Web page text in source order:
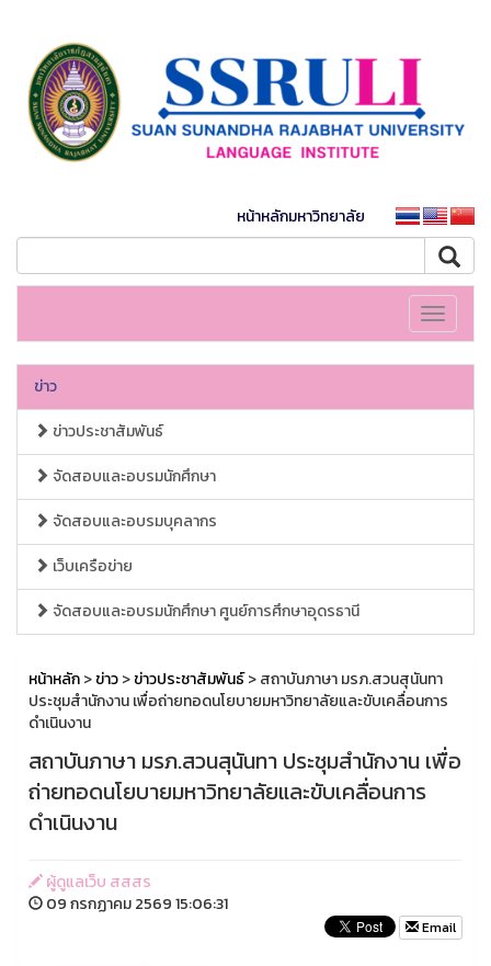
หน้าหลักมหาวิทยาลัย
Toggle
ข่าว
ข่าวประชาสัมพันธ์
จัดสอบและอบรมนักศึกษา
จัดสอบและอบรมบุคลากร
เว็บเครือข่าย
จัดสอบและอบรมนักศึกษา ศูนย์การศึกษาอุดรธานี
หน้าหลัก>ข่าว>ข่าวประชาสัมพันธ์> สถาบันภาษา มรภ.สวนสุนันทา
ประชุมสำนักงาน เพื่อถ่ายทอดนโยบายมหาวิทยาลัยและขับเคลื่อนการ
ดำเนินงาน
สถาบันภาษา มรภ.สวนสุนันทา ประชุมสำนักงาน เพื่อ
ถ่ายทอดนโยบายมหาวิทยาลัยและขับเคลื่อนการ
ดำเนินงาน
ผู้ดูแลเว็บ สสสร
09 กรกฏาคม 2569 15:06:31
Email